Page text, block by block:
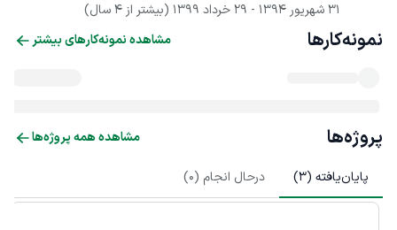
31 شهریور 1394
- 29 خرداد 1399 (بیشتر از 4 سال)
نمونه‌کارها مشاهده نمونه‌کارهای بیشتر
پروژه‌ها مشاهده همه پروژه‌ها
پایان‌یافته (3
) درحال انجام (0
)